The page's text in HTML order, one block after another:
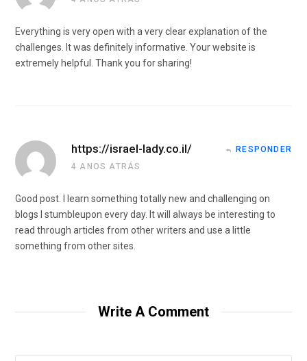
Everything is very open with a very clear explanation of the
challenges. It was definitely informative. Your website is
extremely helpful. Thank you for sharing!
https://israel-lady.co.il/
4 ANOS ATRÁS
RESPONDER
Good post. I learn something totally new and challenging on
blogs I stumbleupon every day. It will always be interesting to
read through articles from other writers and use a little
something from other sites.
Write A Comment